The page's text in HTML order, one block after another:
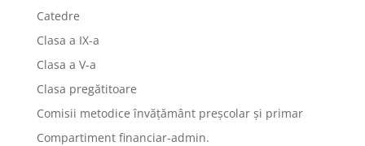
Catedre
Clasa a IX-a
Clasa a V-a
Clasa pregătitoare
Comisii metodice învățământ preșcolar și primar
Compartiment financiar-admin.